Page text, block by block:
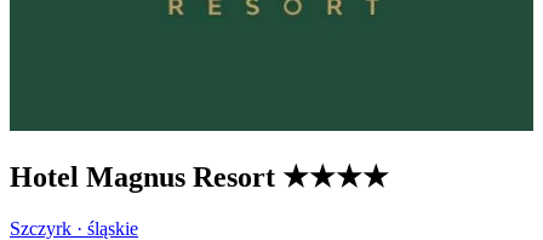
Hotel Magnus Resort ★★★★
Szczyrk · śląskie